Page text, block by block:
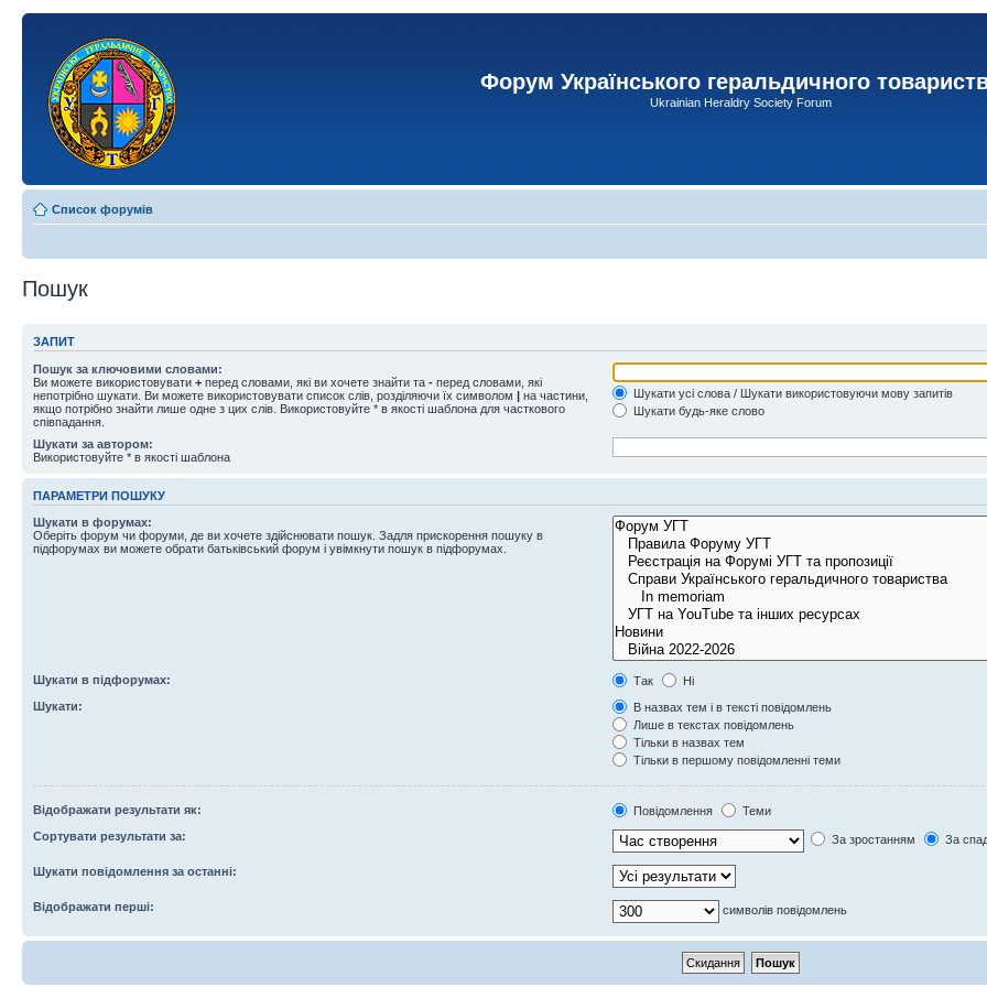
Форум Українського геральдичного
Ukrainian Heraldry Society Forum
Список форумів
Пошук
ЗАПИТ
Пошук за ключовими словами:
Ви можете використовувати + перед словами, які ви хочете знайти та - перед словами, які
непотрібно шукати. Ви можете використовувати список слів, розділяючи їх символом | на частини,
якщо потрібно знайти лише одне з цих слів. Використовуйте * в якості шаблона для часткового
співпадання.
Шукати усі слова / Шукати використовуючи мову запитів
Шукати будь-яке слово
Шукати за автором:
Використовуйте * в якості шаблона
ПАРАМЕТРИ ПОШУКУ
Шукати в форумах:
Оберіть форум чи форуми, де ви хочете здійснювати пошук. Задля прискорення пошуку в
підфорумах ви можете обрати батьківський форум і увімкнути пошук в підфорумах.
Шукати в підфорумах: Так
Ні
Шукати:
В назвах тем і в тексті повідомлень
Лише в текстах повідомлень
Тільки в назвах тем
Тільки в першому повідомленні теми
Відображати результати як: Повідомлення
Теми
Сортувати результати за:
За зростанням За
Шукати повідомлення за останні:
Відображати перші: символів повідомлень